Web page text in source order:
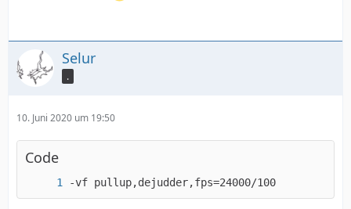
Selur
.
10. Juni 2020 um 19:50
Code
-vf pullup,dejudder,fps=24000/100